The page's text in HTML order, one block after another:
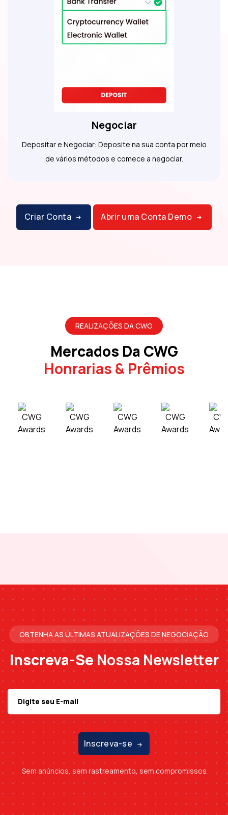
Negociar
Depositar e Negociar: Deposite na sua conta por meio
de vários métodos e comece a negociar.
Criar Conta Abrir uma Conta Demo
REALIZAÇÕES DA CWG
Mercados Da CWG
Honrarias & Prêmios
OBTENHA AS ÚLTIMAS ATUALIZAÇÕES DE NEGOCIAÇÃO
Inscreva-Se Nossa Newsletter
Inscreva-se
Sem anúncios, sem rastreamento, sem compromissos